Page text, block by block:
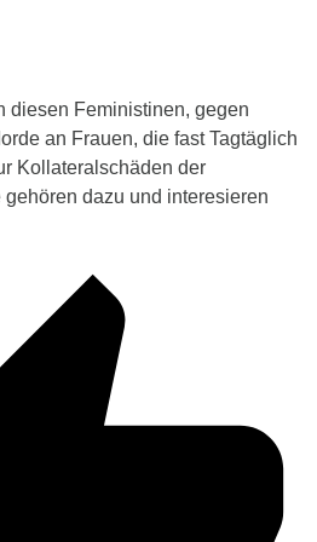
diesen Feministinen, gegen
an Frauen, die fast Tagtäglich
Kollateralschäden der
dazu und interesieren